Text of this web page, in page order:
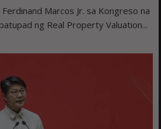
Marcos Jr. sa Kongreso na
ng Real Property Valuation...